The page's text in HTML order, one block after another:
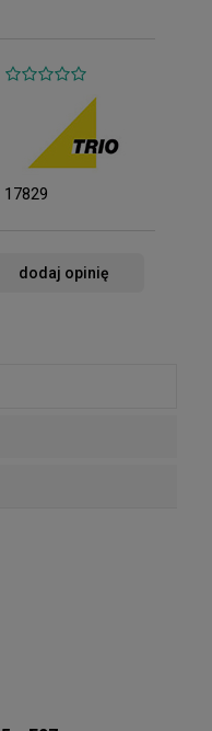
17829
dodaj opinię